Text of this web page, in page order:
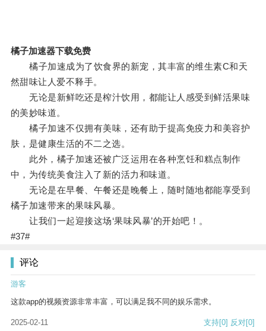
橘子加速器下载免费
橘子加速成为了饮食界的新宠，其丰富的维生素C和天
然甜味让人爱不释手。
无论是新鲜吃还是榨汁饮用，都能让人感受到鲜活果味
的美妙味道。
橘子加速不仅拥有美味，还有助于提高免疫力和美容护
肤，是健康生活的不二之选。
此外，橘子加速还被广泛运用在各种烹饪和糕点制作
中，为传统美食注入了新的活力和味道。
无论是在早餐、午餐还是晚餐上，随时随地都能享受到
橘子加速带来的果味风暴。
让我们一起迎接这场‘果味风暴’的开始吧！。
#37#
评论
游客
这款app的视频资源非常丰富，可以满足我不同的娱乐需求。
2025-02-11 支持[0] 反对[0]